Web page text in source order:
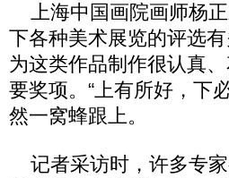
上海中国画院画师杨正
下各种美术展览的评选
为这类作品制作很认真
要奖项。“上有所好，下
然一窝蜂跟上。
记者采访时，许多专